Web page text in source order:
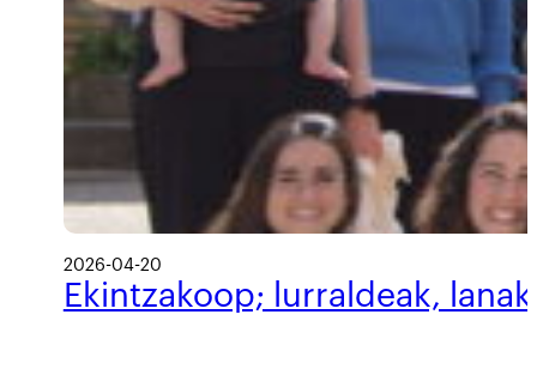
2026-04-20
Ekintzakoop; lurraldeak,